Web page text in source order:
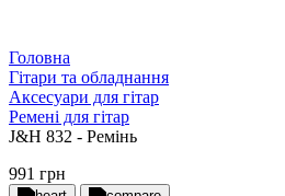
Головна
Гітари та обладнання
Аксесуари для гітар
Ремені для гітар
J&H 832 - Ремінь
991 грн